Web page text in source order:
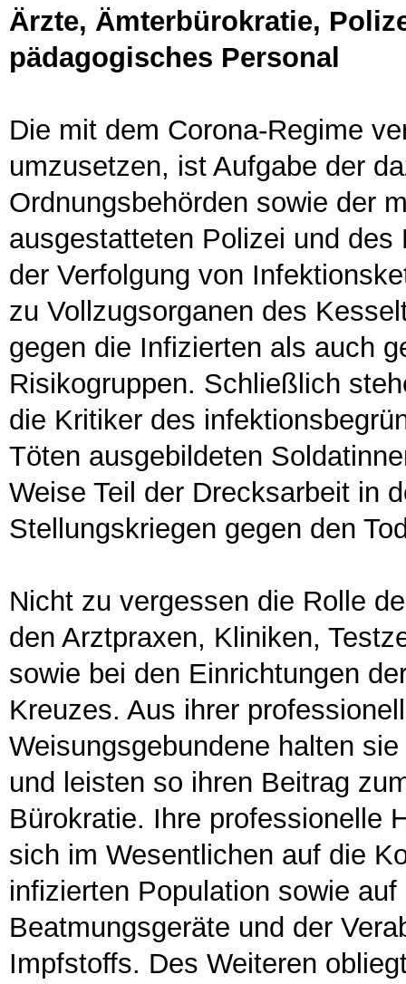
Ärzte, Ämterbürokratie,
pädagogisches Personal
Die mit dem Corona-Regime
umzusetzen, ist Aufgabe der
Ordnungsbehörden sowie der
ausgestatteten Polizei und
der Verfolgung von
zu Vollzugsorganen des
gegen die Infizierten als auch
Risikogruppen. Schließlich
die Kritiker des
Töten ausgebildeten
Weise Teil der Drecksarbeit in
Stellungskriegen gegen den
Nicht zu vergessen die Rolle
den Arztpraxen, Kliniken,
sowie bei den Einrichtungen
Kreuzes. Aus ihrer
Weisungsgebundene halten
und leisten so ihren Beitrag
Bürokratie. Ihre professionelle
sich im Wesentlichen auf die
infizierten Population sowie
Beatmungsgeräte und der
Impfstoffs. Des Weiteren